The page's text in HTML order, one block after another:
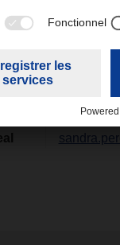
le tronçon
entre Berne et